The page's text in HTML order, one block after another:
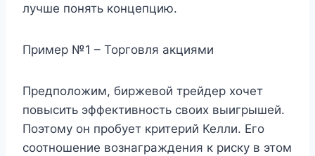
лучше понять концепцию.
Пример №1 – Торговля акциями
Предположим, биржевой трейдер хочет
повысить эффективность своих выигрышей.
Поэтому он пробует критерий Келли. Его
соотношение вознаграждения к риску в этом